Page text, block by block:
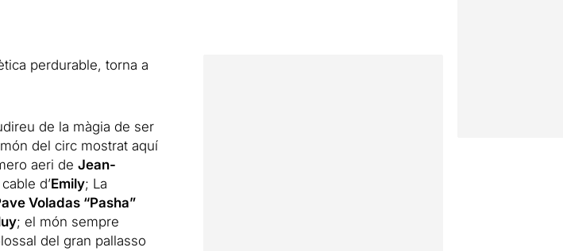
perdurable, torna a
de la màgia de ser
del circ mostrat aquí
aeri de Jean-
d’Emily; La
Voladas “Pasha”
; el món sempre
del gran pallasso